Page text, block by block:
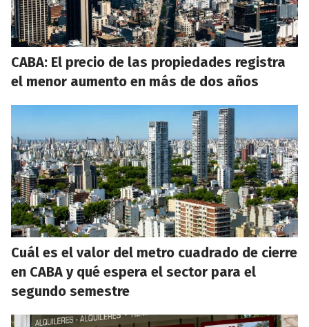
CABA: El precio de las propiedades registra
el menor aumento en más de dos años
Cuál es el valor del metro cuadrado de cierre
en CABA y qué espera el sector para el
segundo semestre